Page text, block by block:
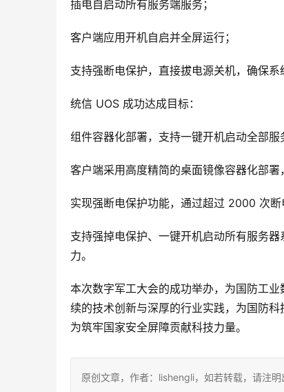
插电自启动所有服务端服务；
客户端应用开机自启并全屏运行；
支持强断电保护，直接拔电源关机，确保系
统信 UOS 成功达成目标：
组件容器化部署，支持一键开机启动全部服
客户端采用高度精简的桌面镜像容器化部署
实现强断电保护功能，通过超过 2000 次断
支持强掉电保护、一键开机启动所有服务
力。
本次数字军工大会的成功举办，为国防工
续的技术创新与深厚的行业实践，为国防
为筑牢国家安全屏障贡献科技力量。
原创文章，作者：lishengli，如若转载，请